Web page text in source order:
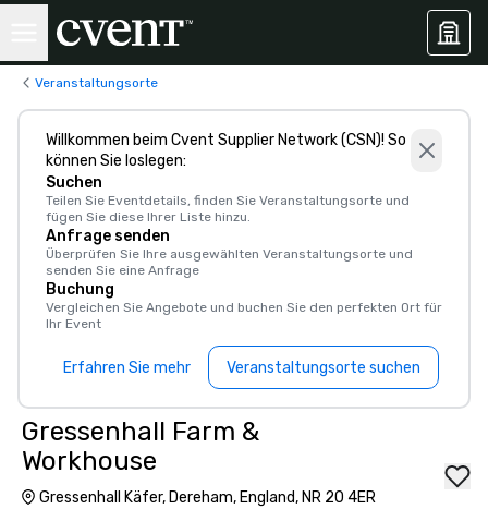
Veranstaltungsorte
Willkommen beim Cvent Supplier Network (CSN)! So
können Sie loslegen:
Suchen
Teilen Sie Eventdetails, finden Sie Veranstaltungsorte und
fügen Sie diese Ihrer Liste hinzu.
Anfrage senden
Überprüfen Sie Ihre ausgewählten Veranstaltungsorte und
senden Sie eine Anfrage
Buchung
Vergleichen Sie Angebote und buchen Sie den perfekten Ort für
Ihr Event
Erfahren Sie mehr Veranstaltungsorte suchen
Gressenhall Farm &
Workhouse
Gressenhall Käfer, Dereham, England, NR 20 4ER